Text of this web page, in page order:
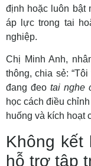
định hoặc luôn bật
áp lực trong tai
nghiệp.
Chị Minh Anh,
thông, chia sẻ:
đang đeo tai nghe
học cách điều
huống và kích hoạt
Không
hỗ trợ tập